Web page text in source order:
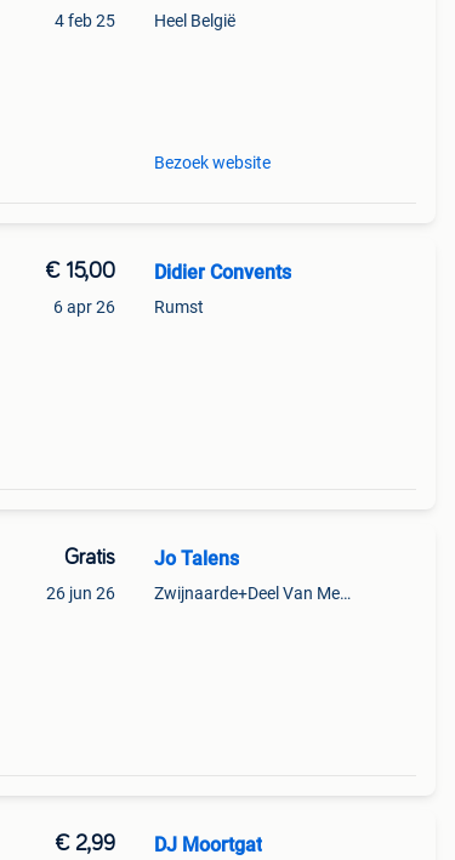
4 feb 25 Heel België
Bezoek website
€ 15,00
6 apr 26
Didier Convents
Rumst
Gratis
26 jun 26
Jo Talens
Zwijnaarde+Deel Van Merelbeke
€ 2,99 DJ Moortgat